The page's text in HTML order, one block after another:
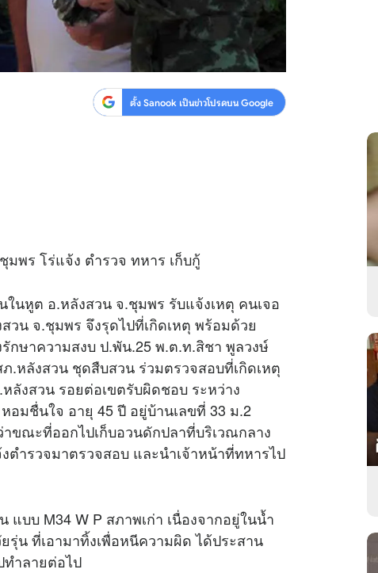
ตั้ง Sanook เป็นข่าวโปรดบน Google
มพร โร่แจ้ง ตำรวจ ทหาร เก็บกู้
นหูต อ.หลังสวน จ.ชุมพร รับแจ้งเหตุ คนเจอ
น จ.ชุมพร จึงรุดไปที่เกิดเหตุ พร้อมด้วย
กษาความสงบ ป.พัน.25 พ.ต.ท.สิชา พูลวงษ์
หลังสวน ชุดสืบสวน ร่วมตรวจสอบที่เกิดเหตุ
งสวน รอยต่อเขตรับผิดชอบ ระหว่าง
มชื่นใจ อายุ 45 ปี อยู่บ้านเลขที่ 33 ม.2
ขณะที่ออกไปเก็บอวนดักปลาที่บริเวณกลาง
ำรวจมาตรวจสอบ และนำเจ้าหน้าที่ทหารไป
แบบ M34 W P สภาพเก่า เนื่องจากอยู่ในน้ำ
รุ่น ที่เอามาทิ้งเพื่อหนีความผิด ได้ประสาน
ทำลายต่อไป